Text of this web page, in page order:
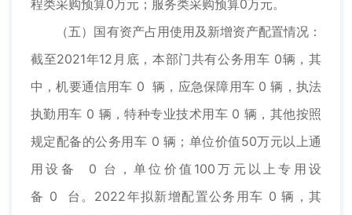
程类采购预算0万元；服务类采购预算0万元。
（五）国有资产占用使用及新增资产配置情况：
截至2021年12月底，本部门共有公务用车 0辆，其
中，机要通信用车 0 辆，应急保障用车 0 辆，执法
执勤用车 0 辆，特种专业技术用车 0 辆，其他按照
规定配备的公务用车 0 辆；单位价值50万元以上通
用设备 0 台，单位价值100万元以上专用设
备 0 台。2022年拟新增配置公务用车 0 辆，其